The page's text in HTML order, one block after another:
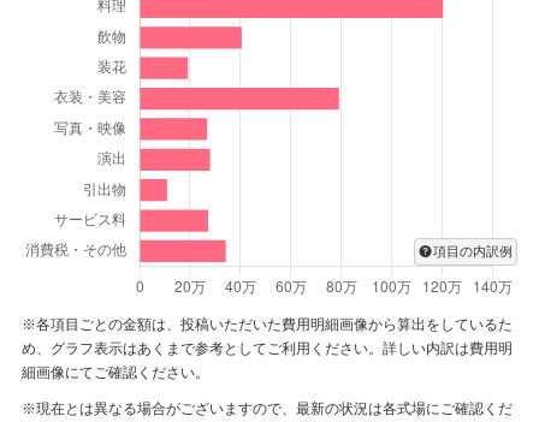
ちスタッフにとっても忘れられない思い出です。わんちゃ
んの可愛さにも、みんな癒されておりました。
これからも、ずまずま様とわんちゃんの毎日が笑顔と幸せ
に満ちた日々でありますよう、スタッフ一同心より願って
おります。
またいつでも、思い出の場所に遊びにいらしてください
ね。
本当に本当に ありがとうございました。
項目の内訳例
※各項目ごとの金額は、投稿いただいた費用明細画像から算出をしているた
め、グラフ表示はあくまで参考としてご利用ください。詳しい内訳は費用明
細画像にてご確認ください。
※現在とは異なる場合がございますので、最新の状況は各式場にご確認くだ